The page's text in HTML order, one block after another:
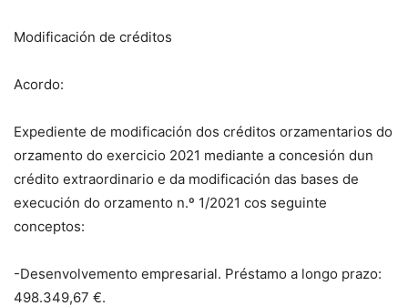
Modificación de créditos
Acordo:
Expediente de modificación dos créditos orzamentarios do
orzamento do exercicio 2021 mediante a concesión dun
crédito extraordinario e da modificación das bases de
execución do orzamento n.º 1/2021 cos seguinte
conceptos:
-Desenvolvemento empresarial. Préstamo a longo prazo:
498.349,67 €.